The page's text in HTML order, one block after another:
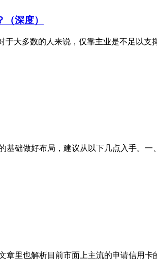
深度）
大多数的人来说，仅靠主业是不足以
础做好布局，建议从以下几点入手。一
里也解析目前市面上主流的申请信用